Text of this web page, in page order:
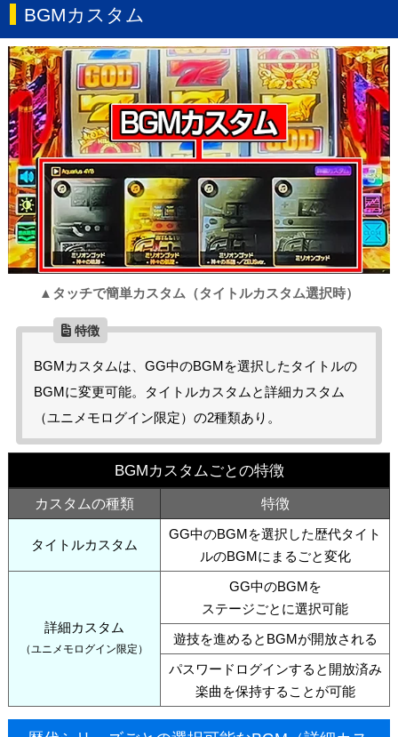
BGMカスタム
▲タッチで簡単カスタム（タイトルカスタム選択時）
BGMカスタムは、GG中のBGMを選択したタイトルの
BGMに変更可能。タイトルカスタムと詳細カスタム
（ユニメモログイン限定）の2種類あり。
BGMカスタムごとの特徴
カスタムの種類 特徴
タイトルカスタム
GG中のBGMを選択した歴代タイト
ルのBGMにまるごと変化
詳細カスタム
（ユニメモログイン限定）
GG中のBGMを
ステージごとに選択可能
遊技を進めるとBGMが開放される
パスワードログインすると開放済み
楽曲を保持することが可能